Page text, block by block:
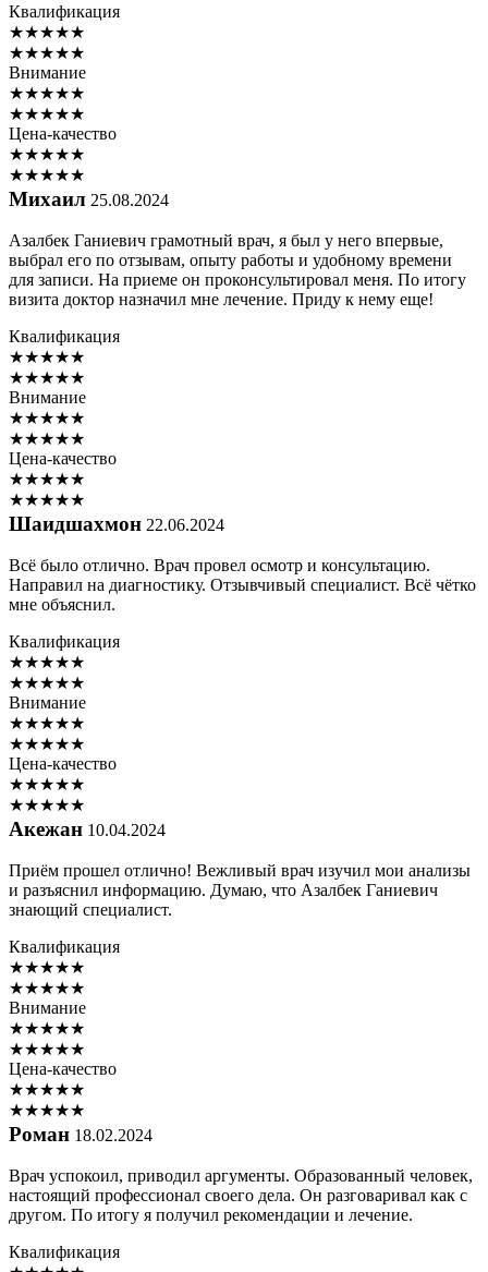
Квалификация
★★★★★
★★★★★
Внимание
★★★★★
★★★★★
Цена-качество
★★★★★
★★★★★
Михаил 25.08.2024
Азалбек Ганиевич грамотный врач, я был у него впервые,
выбрал его по отзывам, опыту работы и удобному времени
для записи. На приеме он проконсультировал меня. По итогу
визита доктор назначил мне лечение. Приду к нему еще!
Квалификация
★★★★★
★★★★★
Внимание
★★★★★
★★★★★
Цена-качество
★★★★★
★★★★★
Шаидшахмон 22.06.2024
Всё было отлично. Врач провел осмотр и консультацию.
Направил на диагностику. Отзывчивый специалист. Всё чётко
мне объяснил.
Квалификация
★★★★★
★★★★★
Внимание
★★★★★
★★★★★
Цена-качество
★★★★★
★★★★★
Акежан 10.04.2024
Приём прошел отлично! Вежливый врач изучил мои анализы
и разъяснил информацию. Думаю, что Азалбек Ганиевич
знающий специалист.
Квалификация
★★★★★
★★★★★
Внимание
★★★★★
★★★★★
Цена-качество
★★★★★
★★★★★
Роман 18.02.2024
Врач успокоил, приводил аргументы. Образованный человек,
настоящий профессионал своего дела. Он разговаривал как с
другом. По итогу я получил рекомендации и лечение.
Квалификация